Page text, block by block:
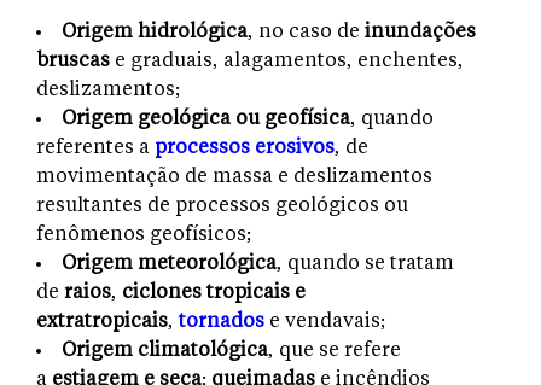
Origem hidrológica, no caso de inundações
bruscas e graduais, alagamentos, enchentes,
deslizamentos;
Origem geológica ou geofísica, quando
referentes a processos erosivos, de
movimentação de massa e deslizamentos
resultantes de processos geológicos ou
fenômenos geofísicos;
Origem meteorológica, quando se tratam
de raios, ciclones tropicais e
extratropicais,tornados e vendavais;
Origem climatológica, que se refere
a estiagem e seca; queimadas e incêndios